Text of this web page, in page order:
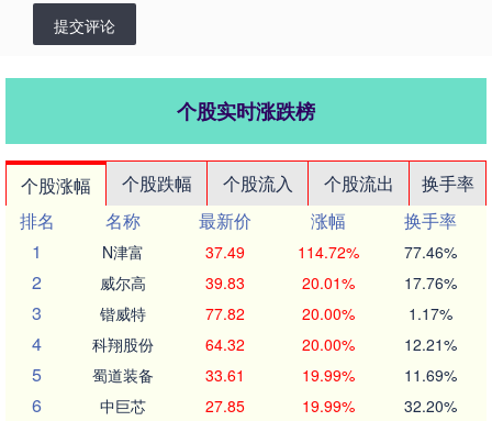
提交评论
个股实时涨跌榜
个股涨幅 个股跌幅 个股流入 个股流出
换手率
排名
名称 最新价 涨幅
换手率
1
N津富 37.49 114.72% 77.46%
2 威尔高 39.83 20.01% 17.76%
3 锴威特 77.82 20.00% 1.17%
4 科翔股份 64.32 20.00% 12.21%
5 蜀道装备 33.61 19.99% 11.69%
6 中巨芯 27.85 19.99% 32.20%